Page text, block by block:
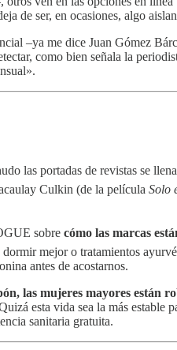
de ser, en ocasiones, algo
–ya me dice Juan Gómez
como bien señala la
las portadas de revistas se
Culkin (de la película Solo
sobre cómo las marcas
mejor o tratamientos
antes de acostarnos.
las mujeres mayores están
esta vida sea la más
sanitaria gratuita.